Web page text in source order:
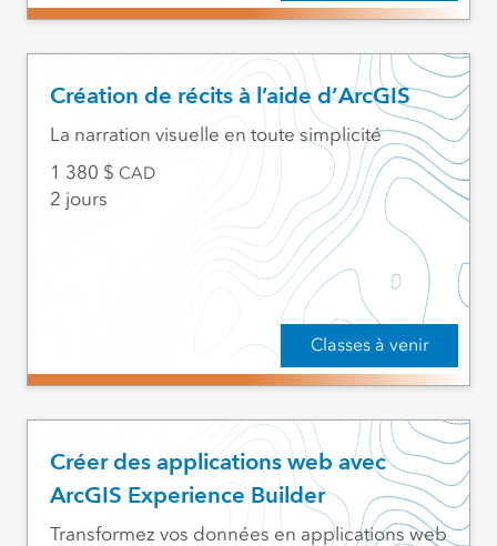
Création de récits à l’aide d’ArcGIS
Classes à venir
La narration visuelle en toute simplicité
1 380
CAD
2 jours
Créer des applications web avec
ArcGIS Experience Builder
Transformez vos données en applications web